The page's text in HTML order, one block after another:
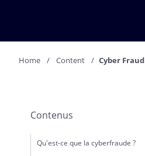
Home Content Cyber Fraud
Contenus
Qu'est-ce que la cyberfraude ?